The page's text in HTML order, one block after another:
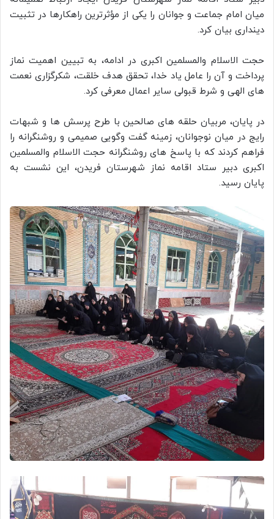
میان امام جماعت و جوانان را یکی از مؤثرترین راهکارها در تثبیت
دینداری بیان کرد.
حجت الاسلام والمسلمین اکبری در ادامه، به تبیین اهمیت نماز
پرداخت و آن را عامل یاد خدا، تحقق هدف خلقت، شکرگزاری نعمت
های الهی و شرط قبولی سایر اعمال معرفی کرد.
در پایان، مربیان حلقه های صالحین با طرح پرسش ها و شبهات
رایج در میان نوجوانان، زمینه گفت وگویی صمیمی و روشنگرانه را
فراهم کردند که با پاسخ های روشنگرانه حجت الاسلام والمسلمین
اکبری دبیر ستاد اقامه نماز شهرستان فریدن، این نشست به
پایان رسید.